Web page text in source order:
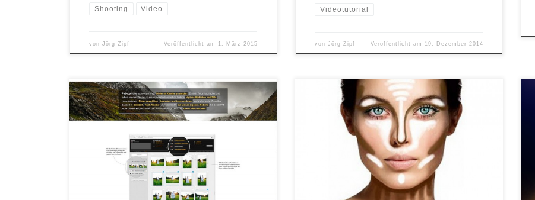
Shooting Video
vonJörg Zipf Veröffentlicht am 1. März 2015
Videotutorial
vonJörg Zipf Veröffentlicht am 19. Dezember 2014
Jeder Hobby- und auch Profifotograf kennt das
Thema, man kommt von einem Shooting zurück und
Vorauswahl, dem Kunden oder dem Model zur
Auswahl zur Verfügung stellen. Doch wohin mit den
Fotos? Viele verwenden Cloud-Dienste wie z.B.
Dropbox. Man lädt die Fotos einfach hoch […]
Fotografieren bedeutet Malen mit Licht. Das war mir
am Anfang nicht unbedingt im vollem Umfang klar.
Durch eine gezielte Lichtsetzung kann man etwas ganz
anders bzw. die Form anders darstellen. Das gleiche
gilt auch beim Make-Up. Jetzt werden einige denken
„was hat Make-Up mit fotografieren zu tun?“ Ich